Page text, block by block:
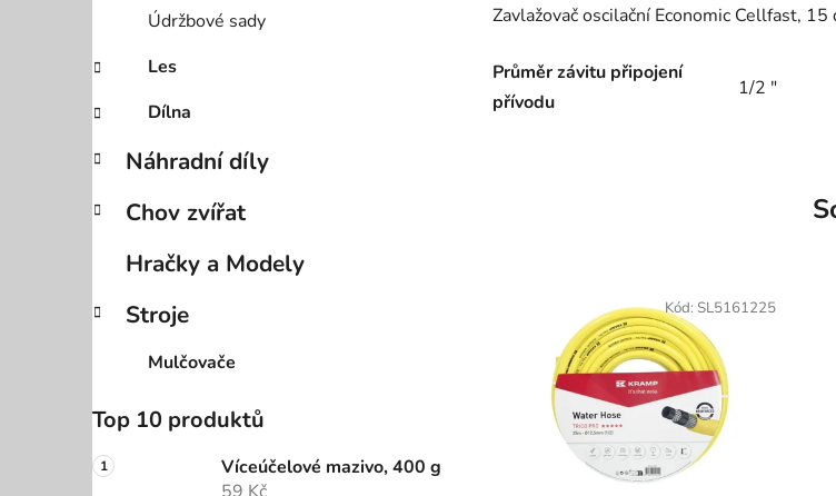
Údržbové sady
Les
Dílna
Náhradní díly
Chov zvířat
Hračky a Modely
Stroje
Mulčovače
Top 10 produktů
Víceúčelové mazivo, 400 g
Zavlažovač oscilační Economic Cellfast, 15
Průměr závitu připojení
přívodu
1/2 "
Kód: SL5161225